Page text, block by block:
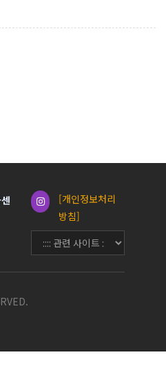
[개인정보처리
방침]